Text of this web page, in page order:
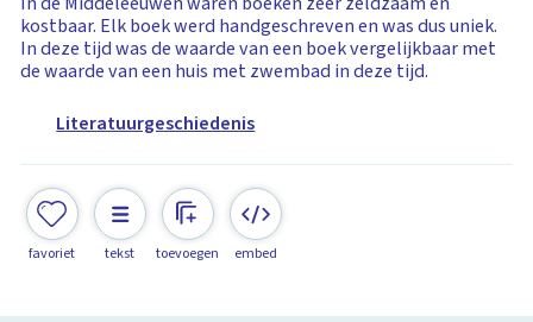
kostbaar. Elk boek werd handgeschreven en was dus uniek.
In deze tijd was de waarde van een boek vergelijkbaar met
de waarde van een huis met zwembad in deze tijd.
Literatuurgeschiedenis
favoriet tekst toevoegen embed